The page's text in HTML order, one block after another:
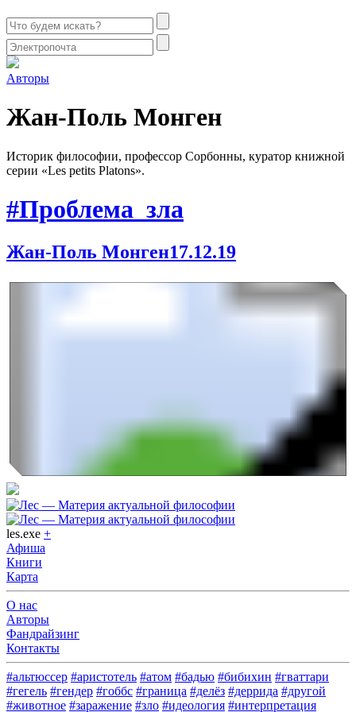
Авторы
Жан-Поль Монген
Историк фило­со­фии, профес­сор Сорбонны, кура­тор книжной
серии «Les petits Platons».
#Проблема_зла
Жан-Поль Монген17.12.19
les.exe +
Афиша
Книги
Карта
О нас
Авторы
Фандрайзинг
Контакты
#альтюссер #аристотель #атом #бадью #бибихин #гваттари
#гегель #гендер #гоббс #граница #делёз #деррида #другой
#животное #заражение #зло #идеология #интерпретация